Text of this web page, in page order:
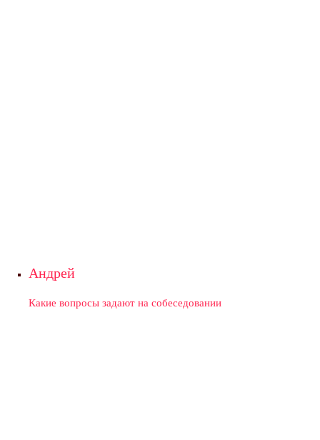
Андрей
Какие вопросы задают на собеседовании